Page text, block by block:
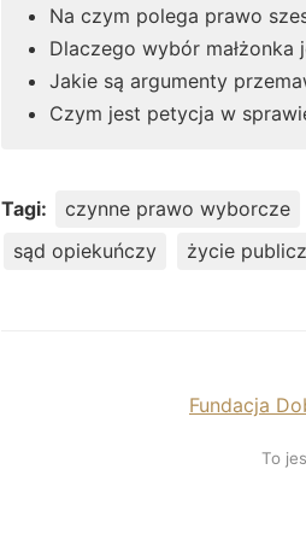
Na czym polega prawo
Dlaczego wybór małżonka
Jakie są argumenty
Czym jest petycja w
Tagi: czynne prawo wyborcze
sąd opiekuńczy
życie
Fundacja
To